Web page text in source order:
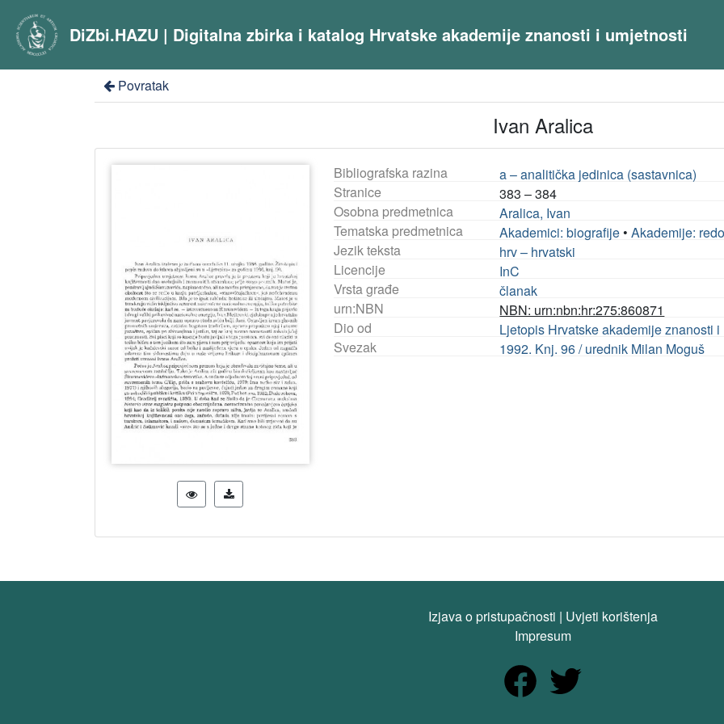
DiZbi.HAZU | Digitalna zbirka i katalog Hrvatske akademije znanosti i umjetnosti
Povratak
Ivan Aralica
Bibliografska razina
a – analitička jedinica (sastavnica)
Stranice
383 – 384
Osobna predmetnica
Aralica, Ivan
Tematska predmetnica
Akademici: biografije •Akademije:
Jezik teksta
hrv – hrvatski
Licencije
InC
Vrsta građe
članak
urn:NBN
NBN: urn:nbn:hr:275:860871
Dio od
Ljetopis Hrvatske akademije znanosti
Svezak
1992. Knj. 96 / urednik Milan Moguš
Izjava o pristupačnosti | Uvjeti korištenja
Impresum